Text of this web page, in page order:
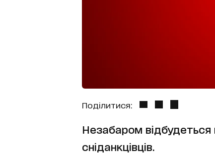
Поділитися:
Незабаром відбудеться
сніданкцівців.